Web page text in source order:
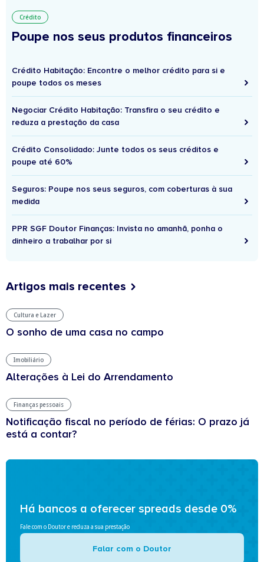
Crédito
Poupe nos seus produtos financeiros
Crédito Habitação: Encontre o melhor crédito para si e
poupe todos os meses
Negociar Crédito Habitação: Transfira o seu crédito e
reduza a prestação da casa
Crédito Consolidado: Junte todos os seus créditos e
poupe até 60%
Seguros: Poupe nos seus seguros, com coberturas à sua
medida
PPR SGF Doutor Finanças: Invista no amanhã, ponha o
dinheiro a trabalhar por si
Artigos mais recentes
Cultura e Lazer
O sonho de uma casa no campo
Imobiliário
Alterações à Lei do Arrendamento
Finanças pessoais
Notificação fiscal no período de férias: O prazo já
está a contar?
Há bancos a oferecer spreads desde 0%
Fale com o Doutor e reduza a sua prestação
Falar com o Doutor